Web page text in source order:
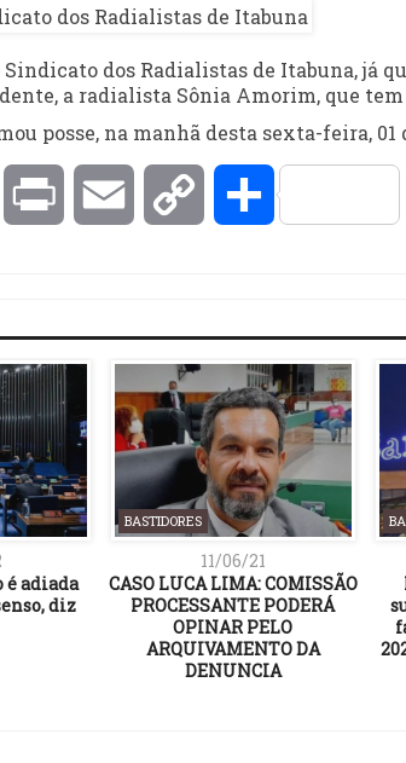
dos Radialistas de Itabuna, já
a radialista Sônia Amorim, que
posse, na manhã desta sexta-feira, 01
LinkedInPrint Email Copy Compartilhar
é adiada
diz
BASTIDORES
11/06/21
CASO LUCA LIMA: COMISSÃO
PROCESSANTE PODERÁ
OPINAR PELO
ARQUIVAMENTO DA
DENUNCIA